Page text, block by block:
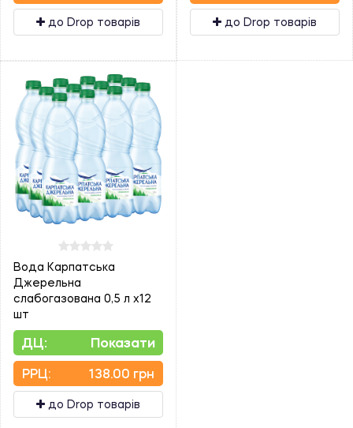
до Drop товарів до Drop товарів
Вода Карпатська
Джерельна
слабогазована 0,5 л х12
шт
ДЦ: Показати
PPЦ: 138.00 грн
до Drop товарів